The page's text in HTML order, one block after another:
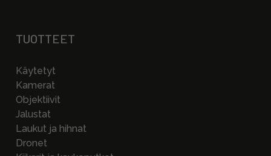
TUOTTEET
Käytetyt
Kamerat
Objektiivit
Jalustat
Laukut ja hihnat
Dronet